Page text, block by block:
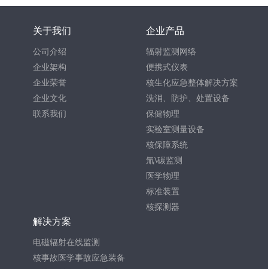
关于我们
公司介绍
企业架构
企业荣誉
企业文化
联系我们
企业产品
辐射监测网络
便携式仪表
核生化应急整体解决方案
洗消、防护、处置设备
保健物理
实验室测量设备
核保障系统
氚\碳监测
医学物理
标准装置
核探测器
解决方案
电磁辐射在线监测
核事故医学事故应急装备